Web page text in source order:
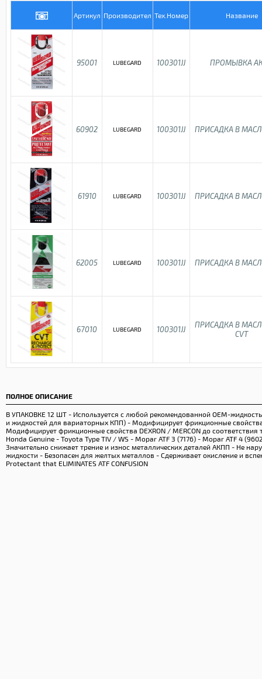
Артикул Производител Тех.Номер Название
95001 LUBEGARD 100301JJ ПРОМЫВКА
60902 LUBEGARD 100301JJ ПРИСАДКА В
61910 LUBEGARD 100301JJ ПРИСАДКА В
62005 LUBEGARD 100301JJ ПРИСАДКА В
67010 LUBEGARD 100301JJ
ПРИСАДКА В
CVT
ПОЛНОЕ ОПИСАНИЕ
В УПАКОВКЕ 12 ШТ - Используется с любой рекомендованной ОЕМ-жидкость
и жидкостей для вариаторных КПП) - Модифицирует фрикционные свойства
Модифицирует фрикционные свойства DEXRON / MERCON до
Honda Genuine - Toyota Type TIV / WS - Mopar ATF 3 (7176) - Mopar ATF 4
Значительно снижает трение и износ металлических деталей АКПП - Не
жидкости - Безопасен для желтых металлов - Сдерживает окисление и
Protectant that ELIMINATES ATF CONFUSION